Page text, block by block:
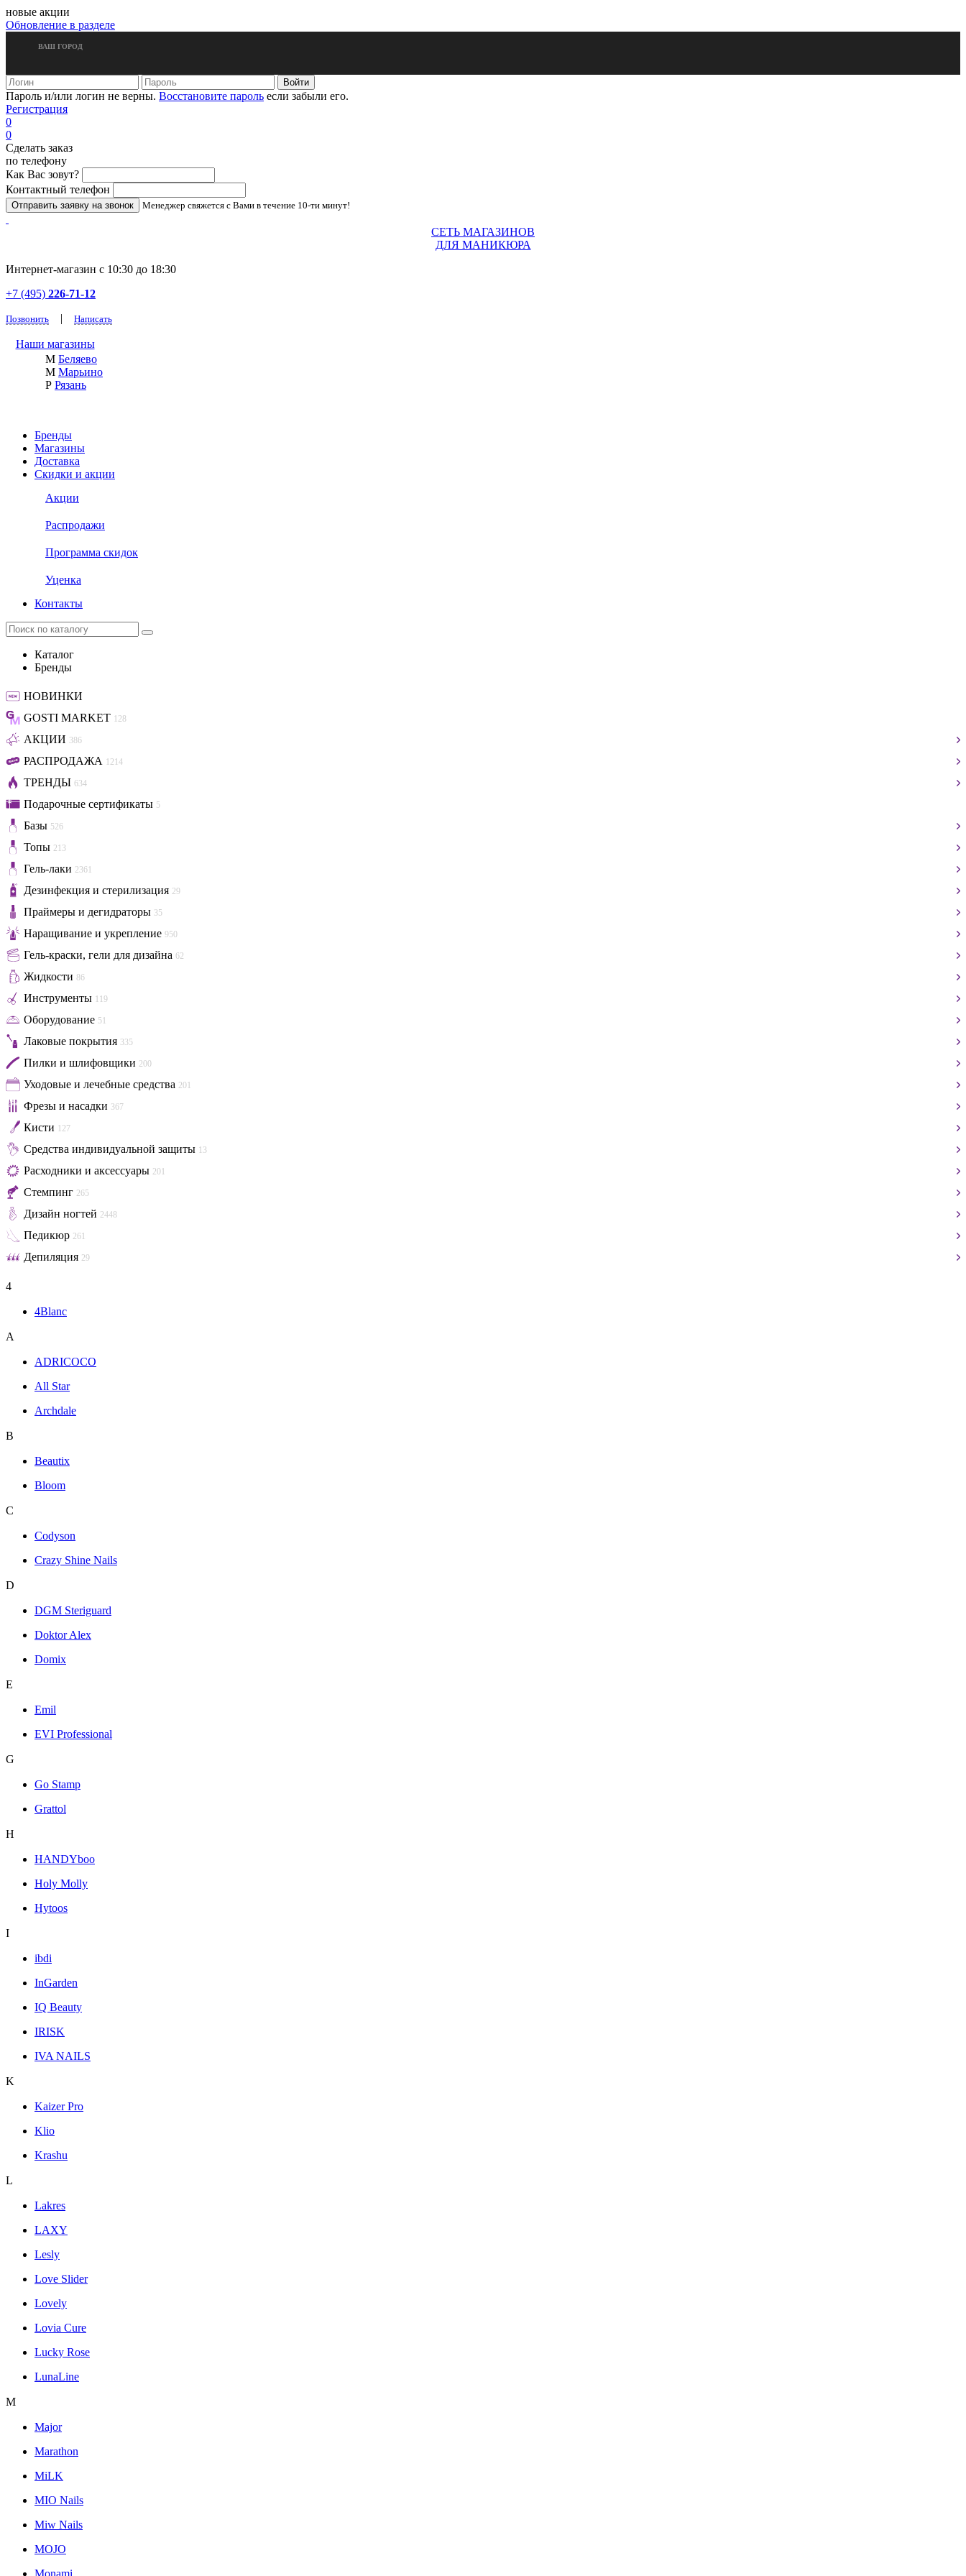
новые акции
Обновление в разделе
ВАШ ГОРОД
Пароль и/или логин не верны. Восстановите пароль если забыли его.
Регистрация
0
0
Сделать заказ
по телефону
Как Вас зовут?
Контактный телефон
Менеджер свяжется с Вами в течение 10-ти минут!
СЕТЬ МАГАЗИНОВ
ДЛЯ МАНИКЮРА
Интернет-магазин с 10:30 до 18:30
+7 (495) 226-71-12
Позвонить | Написать
Наши магазины
М Беляево
М Марьино
Р Рязань
Бренды
Магазины
Доставка
Скидки и акции
Акции
Распродажи
Программа скидок
Уценка
Контакты
Каталог
Бренды
НОВИНКИ
GOSTI MARKET 128
АКЦИИ 386
РАСПРОДАЖА 1214
ТРЕНДЫ 634
Подарочные сертификаты 5
Базы 526
Топы 213
Гель-лаки 2361
Дезинфекция и стерилизация 29
Праймеры и дегидраторы 35
Наращивание и укрепление 950
Гель-краски, гели для дизайна 62
Жидкости 86
Инструменты 119
Оборудование 51
Лаковые покрытия 335
Пилки и шлифовщики 200
Уходовые и лечебные средства 201
Фрезы и насадки 367
Кисти 127
Средства индивидуальной защиты 13
Расходники и аксессуары 201
Стемпинг 265
Дизайн ногтей 2448
Педикюр 261
Депиляция 29
4
4Blanc
A
ADRICOCO
All Star
Archdale
B
Beautix
Bloom
C
Codyson
Crazy Shine Nails
D
DGM Steriguard
Doktor Alex
Domix
E
Emil
EVI Professional
G
Go Stamp
Grattol
H
HANDYboo
Holy Molly
Hytoos
I
ibdi
InGarden
IQ Beauty
IRISK
IVA NAILS
K
Kaizer Pro
Klio
Krashu
L
Lakres
LAXY
Lesly
Love Slider
Lovely
Lovia Cure
Lucky Rose
LunaLine
M
Major
Marathon
MiLK
MIO Nails
Miw Nails
MOJO
Monami